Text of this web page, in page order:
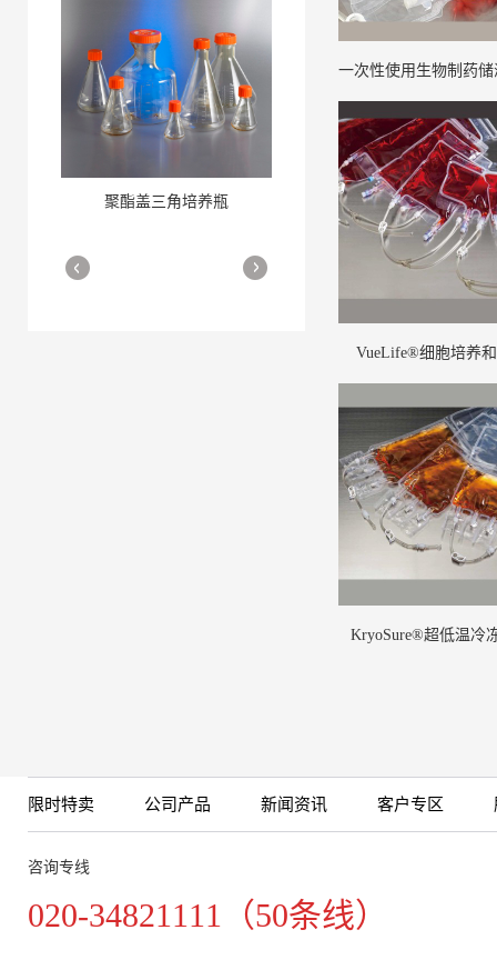
聚酯盖三角培养瓶
三角培养瓶
More
一次性使用生物制药储
mL至3,000 L一次性使
VueLife®细胞培养
KryoSure®超低温冷
限时特卖 公司产品 新闻资讯 客户专区
咨询专线
020-34821111（50条线）